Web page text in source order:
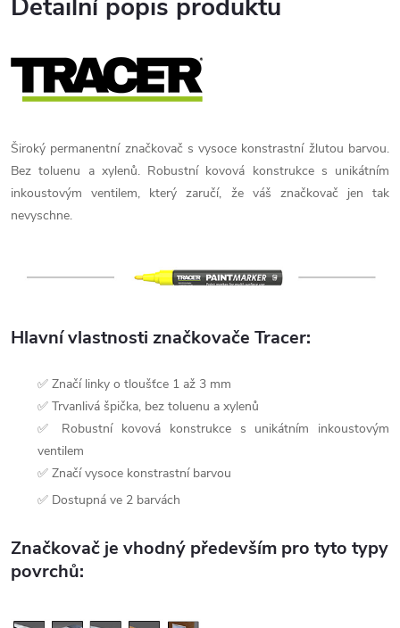
Detailní popis produktu
Široký permanentní značkovač s vysoce konstrastní žlutou barvou.
Bez toluenu a xylenů. Robustní kovová konstrukce s unikátním
inkoustovým ventilem, který zaručí, že váš značkovač jen tak
nevyschne.
Hlavní vlastnosti značkovače Tracer:
✅ Značí linky o tloušťce 1 až 3 mm
✅ Trvanlivá špička, bez toluenu a xylenů
✅ Robustní kovová konstrukce s unikátním inkoustovým
ventilem
✅ Značí vysoce konstrastní barvou
✅ Dostupná ve 2 barvách
Značkovač je vhodný především pro tyto typy
povrchů: